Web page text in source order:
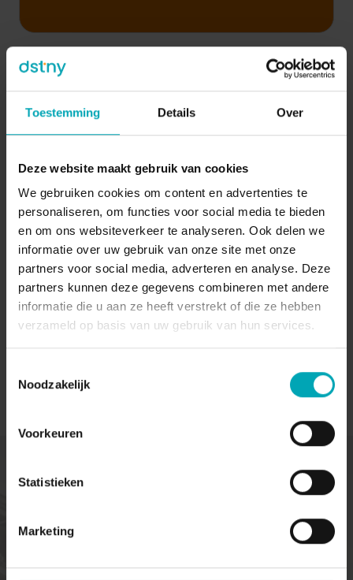
Toestemming Details Over
Deze website maakt gebruik van cookies
We gebruiken cookies om content en advertenties te
personaliseren, om functies voor social media te bieden
en om ons websiteverkeer te analyseren. Ook delen we
informatie over uw gebruik van onze site met onze
partners voor social media, adverteren en analyse. Deze
partners kunnen deze gegevens combineren met andere
informatie die u aan ze heeft verstrekt of die ze hebben
verzameld op basis van uw gebruik van hun services.
Noodzakelijk
Voorkeuren
Statistieken
Marketing
Analyse & reporting
Identifiez les tendances et
blocages via un tableau de bord unique
Connectez PowerBI ou Qlik pour des
insights plus poussés
Décidez sur base de données – plus
d’estimations à l’aveugle
Gardez le contrôle sur votre accessibilité
et la qualité de service.